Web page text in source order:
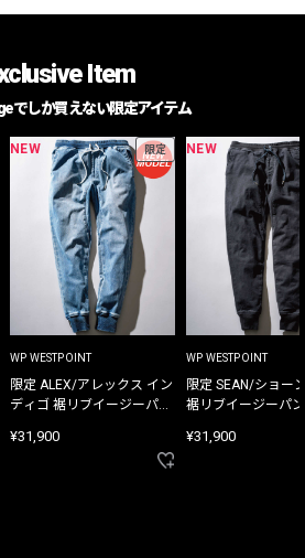
Item
でしか買えない限定アイテム
NEW 限定
WP WESTPOINT
限定 ALEX/アレックス イン
ディゴ 裾リブイージーパン
¥31,900
NEW
WP WESTPOINT
限定 SEAN/ショー
裾リブイージーパ
¥31,900